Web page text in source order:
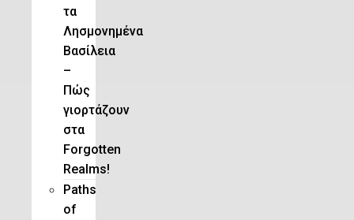
τα
Λησμονημένα
Βασίλεια
–
Πώς
γιορτάζουν
στα
Forgotten
Realms!
Paths
of